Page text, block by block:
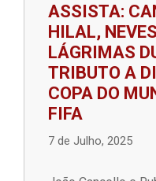
ASSISTA:
HILAL,
LÁGRIMAS
TRIBUTO A
COPA DO
FIFA
7 de Julho, 2025